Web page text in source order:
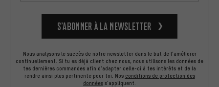
S’abonner à la newsletter
Nous analysons le succès de notre newsletter dans le but de l'améliorer
continuellement. Si tu es déjà client chez nous, nous utilisons les données de
tes dernières commandes afin d'adapter celle-ci à tes intérêts et de la
rendre ainsi plus pertinente pour toi. Nos conditions de protection des
données s'appliquent.